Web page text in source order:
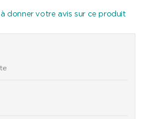
donner votre avis sur ce produit